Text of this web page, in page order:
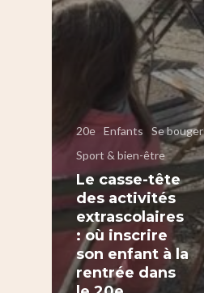
20e Enfants
Se bouger
Sport & bien-être
Le casse-tête
des activités
extrascolaires
: où inscrire
son enfant à la
rentrée dans